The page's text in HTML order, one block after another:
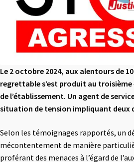
Le 2 octobre 2024, aux alentours de
regrettable s’est produit au
de l’établissement. Un agent de
situation de tension impliquant deux
Selon les témoignages rapportés, un
mécontentement de manière
proférant des menaces à l’égard de